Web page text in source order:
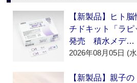
【新製品】ヒト
チドキット「ラ
発売 積水メデ…
2026年08月05日 (
【新製品】親子